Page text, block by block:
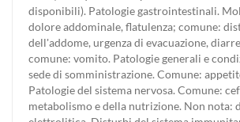
disponibili). Patologie gastrointestinali.
dolore addominale, flatulenza; comune:
dell'addome, urgenza di evacuazione,
comune: vomito. Patologie generali e
sede di somministrazione. Comune:
Patologie del sistema nervosa. Comune:
metabolismo e della nutrizione. Non nota: